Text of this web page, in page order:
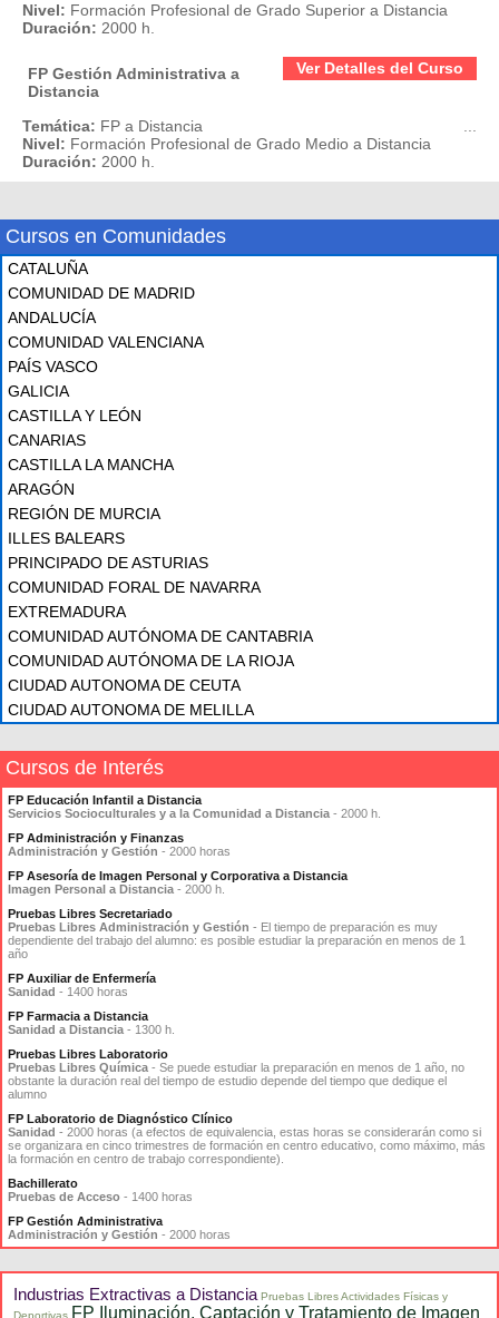
Nivel: Formación Profesional de Grado Superior a Distancia
Duración: 2000 h.
Ver Detalles del Curso
FP Gestión Administrativa a
Distancia
Temática: FP a Distancia
Nivel: Formación Profesional de Grado Medio a Distancia
Duración: 2000 h.
Cursos en Comunidades
CATALUÑA
COMUNIDAD DE MADRID
ANDALUCÍA
COMUNIDAD VALENCIANA
PAÍS VASCO
GALICIA
CASTILLA Y LEÓN
CANARIAS
CASTILLA LA MANCHA
ARAGÓN
REGIÓN DE MURCIA
ILLES BALEARS
PRINCIPADO DE ASTURIAS
COMUNIDAD FORAL DE NAVARRA
EXTREMADURA
COMUNIDAD AUTÓNOMA DE CANTABRIA
COMUNIDAD AUTÓNOMA DE LA RIOJA
CIUDAD AUTONOMA DE CEUTA
CIUDAD AUTONOMA DE MELILLA
Cursos de Interés
FP Educación Infantil a Distancia
Servicios Socioculturales y a la Comunidad a Distancia - 2000 h.
FP Administración y Finanzas
Administración y Gestión - 2000 horas
FP Asesoría de Imagen Personal y Corporativa a Distancia
Imagen Personal a Distancia - 2000 h.
Pruebas Libres Secretariado
Pruebas Libres Administración y Gestión - El tiempo de preparación es muy
dependiente del trabajo del alumno: es posible estudiar la preparación en menos de 1
año
FP Auxiliar de Enfermería
Sanidad - 1400 horas
FP Farmacia a Distancia
Sanidad a Distancia - 1300 h.
Pruebas Libres Laboratorio
Pruebas Libres Química - Se puede estudiar la preparación en menos de 1 año, no
obstante la duración real del tiempo de estudio depende del tiempo que dedique el
alumno
FP Laboratorio de Diagnóstico Clínico
Sanidad - 2000 horas (a efectos de equivalencia, estas horas se considerarán como si
se organizara en cinco trimestres de formación en centro educativo, como máximo, más
la formación en centro de trabajo correspondiente).
Bachillerato
Pruebas de Acceso - 1400 horas
FP Gestión Administrativa
Administración y Gestión - 2000 horas
Industrias Extractivas a Distancia Pruebas Libres Actividades Físicas y
Deportivas FP Iluminación, Captación y Tratamiento de Imagen